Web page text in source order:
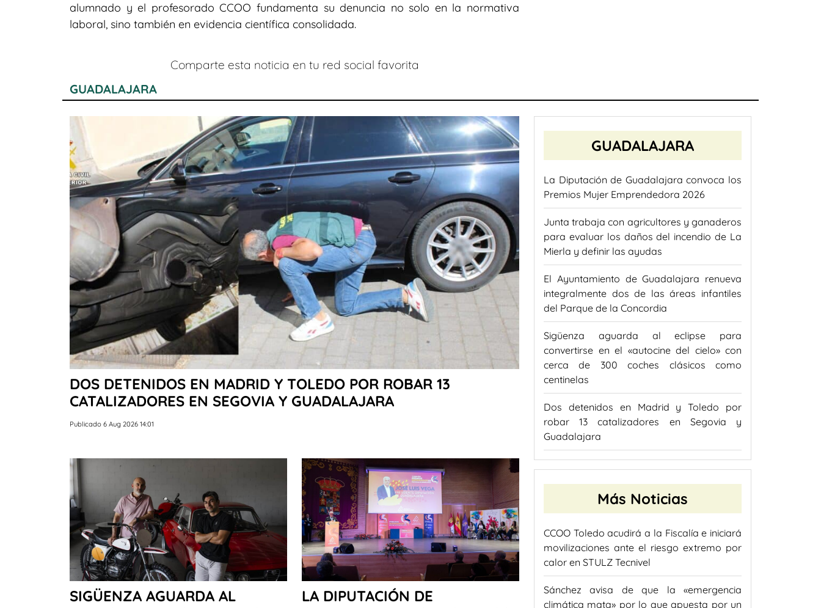
alumnado y el profesorado CCOO fundamenta su denuncia no solo en la normativa
laboral, sino también en evidencia científica consolidada.
Comparte esta noticia en tu red social favorita
GUADALAJARA
DOS DETENIDOS EN MADRID Y TOLEDO POR ROBAR 13
CATALIZADORES EN SEGOVIA Y GUADALAJARA
Publicado 6 Aug 2026 14:01
SIGÜENZA AGUARDA AL
LA DIPUTACIÓN DE
GUADALAJARA
La Diputación de Guadalajara convoca los
Premios Mujer Emprendedora 2026
Junta trabaja con agricultores y ganaderos
para evaluar los daños del incendio de La
Mierla y definir las ayudas
El Ayuntamiento de Guadalajara renueva
integralmente dos de las áreas infantiles
del Parque de la Concordia
Sigüenza aguarda al eclipse para
convertirse en el «autocine del cielo» con
cerca de 300 coches clásicos como
centinelas
Dos detenidos en Madrid y Toledo por
robar 13 catalizadores en Segovia y
Guadalajara
Más Noticias
CCOO Toledo acudirá a la Fiscalía e iniciará
movilizaciones ante el riesgo extremo por
calor en STULZ Tecnivel
Sánchez avisa de que la «emergencia
climática mata» por lo que apuesta por un